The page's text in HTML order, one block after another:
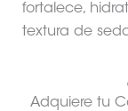
fortalece,
textura de
Adquiere tu